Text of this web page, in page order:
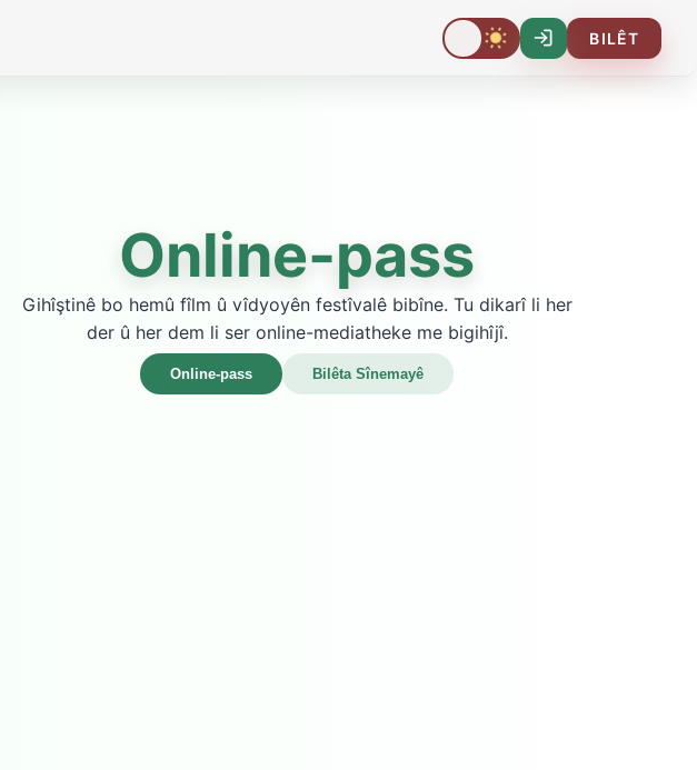
Log-
In
BILÊT
Online-pass
Gihîştinê bo hemû fîlm û vîdyoyên festîvalê bibîne. Tu dikarî li her
der û her dem li ser online-mediatheke me bigihîjî.
Online-pass Bilêta Sînemayê